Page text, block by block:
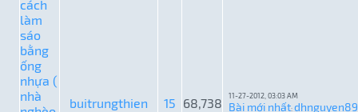
cách
làm
sáo
bằng
ống
nhựa (
nhà
buitrungthien 15 68,738 11-27-2012, 03:03 AM
Bài mới nhất:dhnguyen89